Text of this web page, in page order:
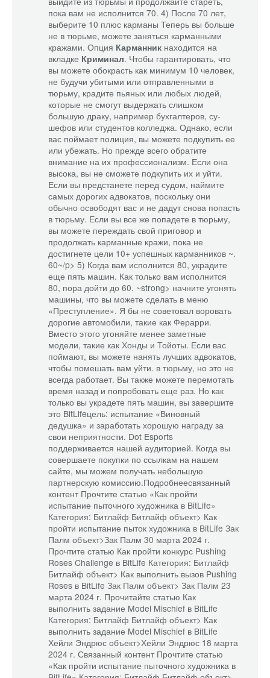
пока вам не исполнится 70. 4) После 70 лет,
выберите 10 плюс карманы Теперь вы больше
не в тюрьме, можете заняться карманными
кражами. Опция Карманник находится на
вкладке Криминал. Чтобы гарантировать, что
вы можете обокрасть как минимум 10 человек,
не будучи убитыми или отправленными в
тюрьму, крадите пьяных или любых людей,
которые не смогут выдержать слишком
большую драку, например бухгалтеров, су-
шефов или студентов колледжа. Однако, если
вас поймает полиция, вы можете подкупить ее
или убежать. Но прежде всего обратите
внимание на их профессионализм. Если она
высока, вы не сможете подкупить их и уйти.
Если вы предстанете перед судом, наймите
самых дорогих адвокатов, поскольку они
обычно освободят вас и не дадут снова попасть
в тюрьму. Если вы все же попадете в тюрьму,
вы можете переждать свой приговор и
продолжать карманные кражи, пока не
достигнете цели 10+ успешных карманников ~.
60~/p> 5) Когда вам исполнится 80, украдите
еще пять машин. Как только вам исполнится
80, пора дойти до 60. ~strong> начните угонять
машины, что вы можете сделать в меню
«Преступление». Я бы не советовал воровать
дорогие автомобили, такие как Ферарри.
Вместо этого угоняйте менее заметные
модели, такие как Хонды и Тойоты. Если вас
поймают, вы можете нанять лучших адвокатов,
чтобы помешать вам уйти. в тюрьму, но это не
всегда работает. Вы также можете перемотать
время назад и попробовать еще раз. Но как
только вы украдете пять машин, вы завершите
это BitLifeцель: испытание «Виновный
дедушка» и заработать хорошую награду за
свои неприятности. Dot Esports
поддерживается нашей аудиторией. Когда вы
совершаете покупки по ссылкам на нашем
сайте, мы можем получать небольшую
партнерскую комиссию.Подробнеесвязанный
контент Прочтите статью «Как пройти
испытание пыточного художника в BitLife»
Категория: Битлайф Битлайф объект> Как
пройти испытание пыток художника в BitLife Зак
Палм объект>Зак Палм 30 марта 2024 г.
Прочтите статью Как пройти конкурс Pushing
Roses Challenge в BitLife Категория: Битлайф
Битлайф объект> Как выполнить вызов Pushing
Roses в BitLife Зак Палм объект> Зак Палм 23
марта 2024 г. Прочитайте статью Как
выполнить задание Model Mischief в BitLife
Категория: Битлайф Битлайф объект> Как
выполнить задание Model Mischief в BitLife
Хейли Эндрюс объект>Хейли Эндрюс 18 марта
2024 г. Связанный контент Прочтите статью
«Как пройти испытание пыточного художника в